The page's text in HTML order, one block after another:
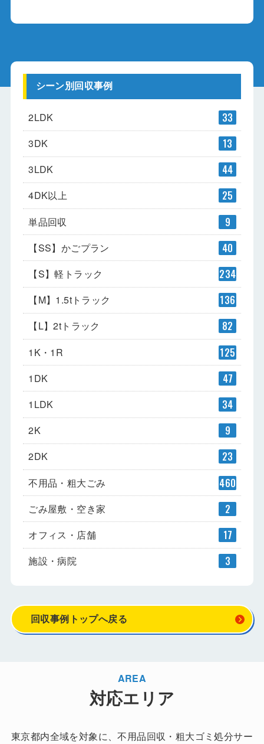
シーン別回収事例
2LDK 33
3DK 13
3LDK 44
4DK以上 25
単品回収 9
【SS】かごプラン 40
【S】軽トラック 234
【M】1.5tトラック 136
【L】2tトラック 82
1K・1R 125
1DK 47
1LDK 34
2K 9
2DK 23
不用品・粗大ごみ 460
ごみ屋敷・空き家 2
オフィス・店舗 17
施設・病院 3
回収事例トップへ戻る
AREA
対応エリア
東京都内全域を対象に、不用品回収・粗大ゴミ処分サー